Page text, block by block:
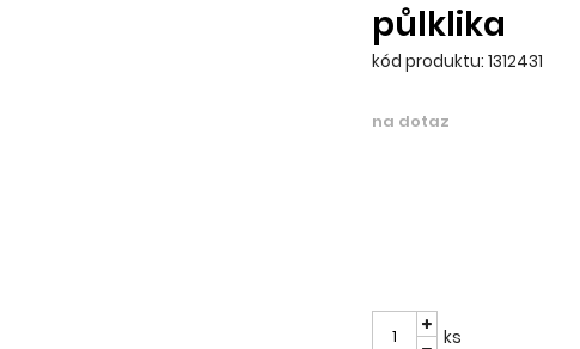
půlklika
kód produktu: 1312431
na dotaz
ks